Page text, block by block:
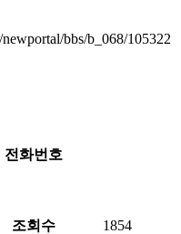
bbs/b_068/105322
전화번호
조회수 1854